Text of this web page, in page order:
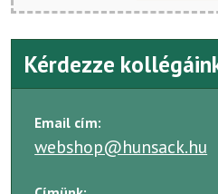
Kérdezze
Email cím:
webshop@hunsack.hu